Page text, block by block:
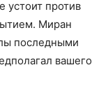
устоит против
Миран
последными
вашего